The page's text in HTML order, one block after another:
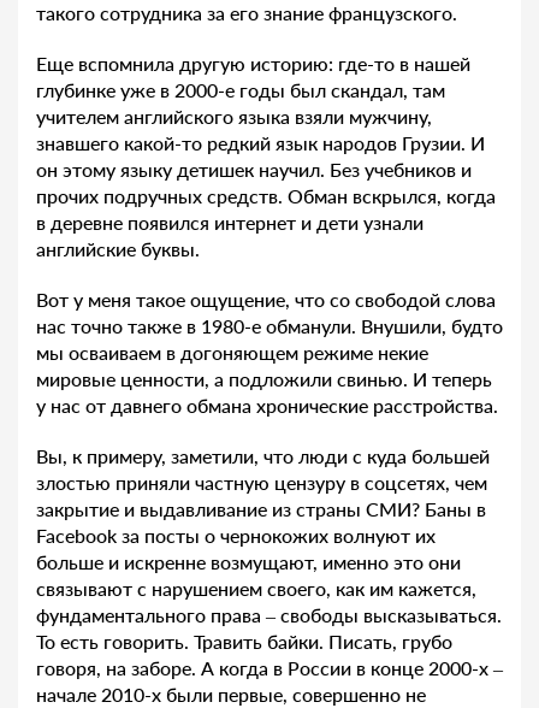
такого сотрудника за его знание французского.
Еще вспомнила другую историю: где-то в нашей
глубинке уже в 2000-е годы был скандал, там
учителем английского языка взяли мужчину,
знавшего какой-то редкий язык народов Грузии. И
он этому языку детишек научил. Без учебников и
прочих подручных средств. Обман вскрылся, когда
в деревне появился интернет и дети узнали
английские буквы.
Вот у меня такое ощущение, что со свободой слова
нас точно также в 1980-е обманули. Внушили, будто
мы осваиваем в догоняющем режиме некие
мировые ценности, а подложили свинью. И теперь
у нас от давнего обмана хронические расстройства.
Вы, к примеру, заметили, что люди с куда большей
злостью приняли частную цензуру в соцсетях, чем
закрытие и выдавливание из страны СМИ? Баны в
Facebook за посты о чернокожих волнуют их
больше и искренне возмущают, именно это они
связывают с нарушением своего, как им кажется,
фундаментального права – свободы высказываться.
То есть говорить. Травить байки. Писать, грубо
говоря, на заборе. А когда в России в конце 2000-х –
начале 2010-х были первые, совершенно не